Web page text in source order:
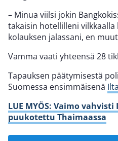
– Minua viilsi jokin
takaisin hotellilleni
kolauksen jalassani, en
Vamma vaati yhteensä 28
Tapauksen päätymisestä
Suomessa ensimmäisenä
LUE MYÖS: Vaimo vahvisti
puukotettu Thaimaassa